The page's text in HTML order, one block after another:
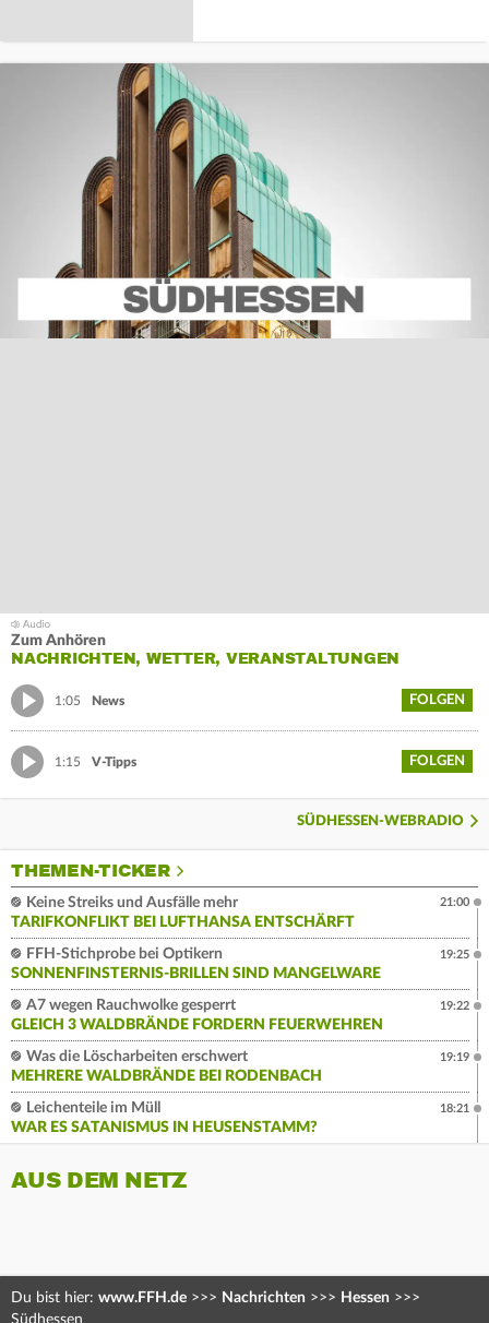
Zum Anhören
NACHRICHTEN, WETTER, VERANSTALTUNGEN
1:05 News FOLGEN
1:15 V-Tipps FOLGEN
SÜDHESSEN-WEBRADIO
THEMEN-TICKER
Keine Streiks und Ausfälle mehr
TARIFKONFLIKT BEI LUFTHANSA ENTSCHÄRFT
21:00
FFH-Stichprobe bei Optikern
SONNENFINSTERNIS-BRILLEN SIND MANGELWARE
19:25
A7 wegen Rauchwolke gesperrt
GLEICH 3 WALDBRÄNDE FORDERN FEUERWEHREN
19:22
Was die Löscharbeiten erschwert
MEHRERE WALDBRÄNDE BEI RODENBACH
19:19
Leichenteile im Müll
WAR ES SATANISMUS IN HEUSENSTAMM?
18:21
AUS DEM NETZ
Du bist hier: www.FFH.de >>> Nachrichten >>> Hessen >>>
Südhessen